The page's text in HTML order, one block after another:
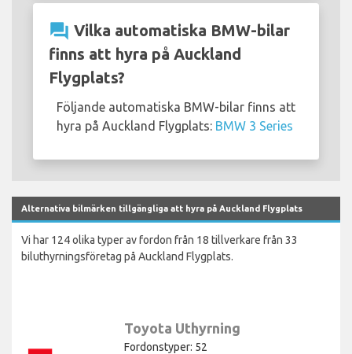
question_answer Vilka automatiska BMW-bilar
finns att hyra på Auckland
Flygplats?
Följande automatiska BMW-bilar finns att
hyra på Auckland Flygplats: BMW 3 Series
Alternativa bilmärken tillgängliga att hyra på Auckland Flygplats
Vi har 124 olika typer av fordon från 18 tillverkare från 33
biluthyrningsföretag på Auckland Flygplats.
Toyota Uthyrning
Fordonstyper: 52